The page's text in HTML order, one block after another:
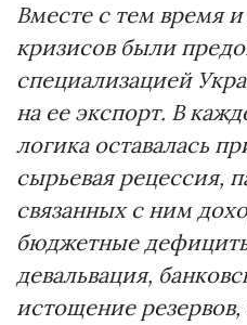
Вместе с тем время
кризисов были
специализацией
на ее экспорт. В
логика оставалась
сырьевая рецессия,
связанных с ним
бюджетные
девальвация,
истощение